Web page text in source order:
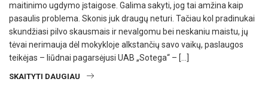
maitinimo ugdymo įstaigose. Galima sakyti, jog tai amžina kaip
pasaulis problema. Skonis juk draugų neturi. Tačiau kol pradinukai
skundžiasi pilvo skausmais ir nevalgomu bei neskaniu maistu, jų
tėvai nerimauja dėl mokykloje alkstančių savo vaikų, paslaugos
teikėjas – liūdnai pagarsėjusi UAB „Sotega“ – […]
SKAITYTI DAUGIAU